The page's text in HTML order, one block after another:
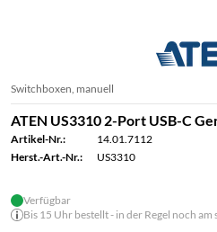
Switchboxen, manuell
ATEN US3310 2-Port USB-C
Artikel-Nr.:
14.01.7112
Herst.-Art.-Nr.:
US3310
Verfügbar
Bis 15 Uhr bestellt - in der Regel noch am